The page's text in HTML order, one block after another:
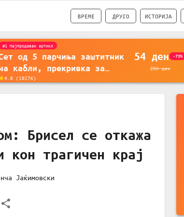
ВРЕМЕ ДРУГО ИСТОРИЈА
#1 Најпродавано
Држач за полнење на
телефон кој се монтира на
ѕид - Мултифункционален
4.5(16742
56 ден -35%
87ден
Брисел се откажа
кон трагичен крај
Јаќимовски